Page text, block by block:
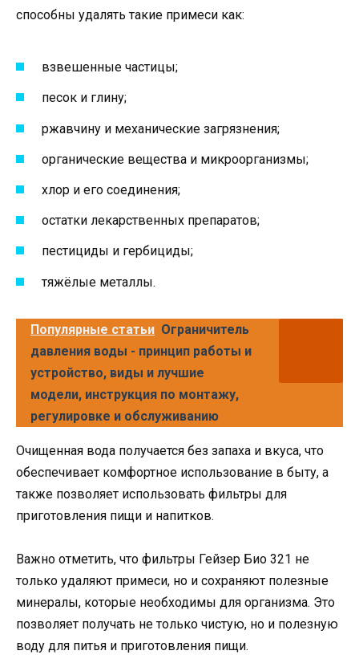
способны удалять такие примеси как:
взвешенные частицы;
песок и глину;
ржавчину и механические загрязнения;
органические вещества и микроорганизмы;
хлор и его соединения;
остатки лекарственных препаратов;
пестициды и гербициды;
тяжёлые металлы.
Популярные статьи Ограничитель
давления воды - принцип работы и
устройство, виды и лучшие
модели, инструкция по монтажу,
регулировке и обслуживанию
Очищенная вода получается без запаха и вкуса, что
обеспечивает комфортное использование в быту, а
также позволяет использовать фильтры для
приготовления пищи и напитков.
Важно отметить, что фильтры Гейзер Био 321 не
только удаляют примеси, но и сохраняют полезные
минералы, которые необходимы для организма. Это
позволяет получать не только чистую, но и полезную
воду для питья и приготовления пищи.